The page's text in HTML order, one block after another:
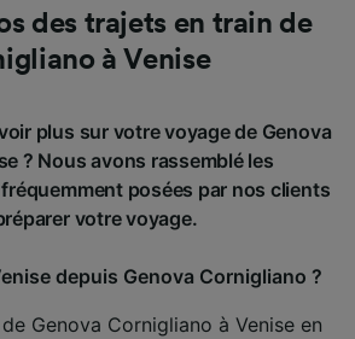
des trajets en train de
à Venise
plus sur votre voyage de Genova
? Nous avons rassemblé les
posées par nos clients
votre voyage.
depuis Genova Cornigliano ?
Genova Cornigliano à Venise en